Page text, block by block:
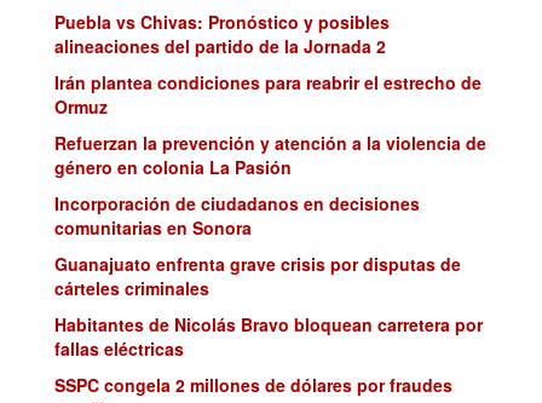
Puebla vs Chivas: Pronóstico y posibles
alineaciones del partido de la Jornada 2
Irán plantea condiciones para reabrir el estrecho de
Ormuz
Refuerzan la prevención y atención a la violencia de
género en colonia La Pasión
Incorporación de ciudadanos en decisiones
comunitarias en Sonora
Guanajuato enfrenta grave crisis por disputas de
cárteles criminales
Habitantes de Nicolás Bravo bloquean carretera por
fallas eléctricas
SSPC congela 2 millones de dólares por fraudes